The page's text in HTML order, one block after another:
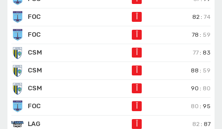
FOC 82 :74
FOC 78 : 59
CSM 77 : 83
CSM 88 : 59
CSM 90 : 80
FOC 80 : 95
LAG 82 : 87